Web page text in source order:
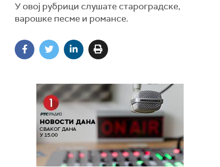
У овој рубрици слушате староградске,
варошке песме и романсе.